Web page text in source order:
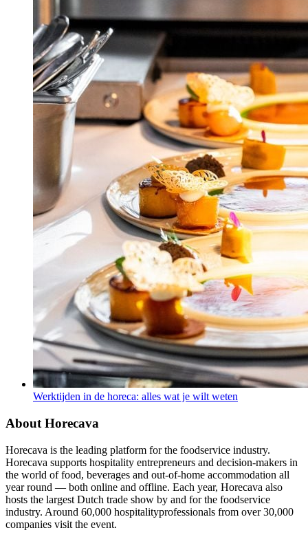
Werktijden in de horeca: alles wat je wilt weten
About Horecava
Horecava is the leading platform for the foodservice industry.
Horecava supports hospitality entrepreneurs and decision-makers in
the world of food, beverages and out-of-home accommodation all
year round — both online and offline. Each year, Horecava also
hosts the largest Dutch trade show by and for the foodservice
industry. Around 60,000 hospitalityprofessionals from over 30,000
companies visit the event.